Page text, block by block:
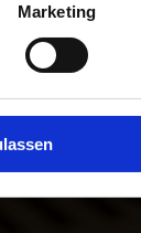
Marketing